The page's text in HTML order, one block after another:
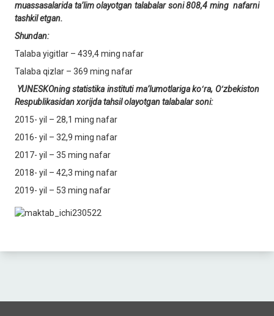
muassasalarida taʼlim olayotgan talabalar soni 808,4 ming nafarni
tashkil etgan.
Shundan:
Talaba yigitlar – 439,4 ming nafar
Talaba qizlar – 369 ming nafar
YUNESKOning statistika instituti maʼlumotlariga koʻra, Oʻzbekiston
Respublikasidan xorijda tahsil olayotgan talabalar soni:
2015- yil – 28,1 ming nafar
2016- yil – 32,9 ming nafar
2017- yil – 35 ming nafar
2018- yil – 42,3 ming nafar
2019- yil – 53 ming nafar